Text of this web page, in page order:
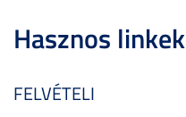
Hasznos linkek
FELVÉTELI